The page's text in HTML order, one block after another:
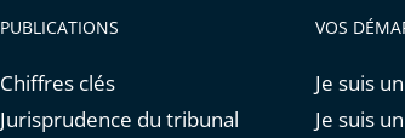
PUBLICATIONS
Chiffres clés
Jurisprudence du tribunal
VOS
Je suis
Je suis